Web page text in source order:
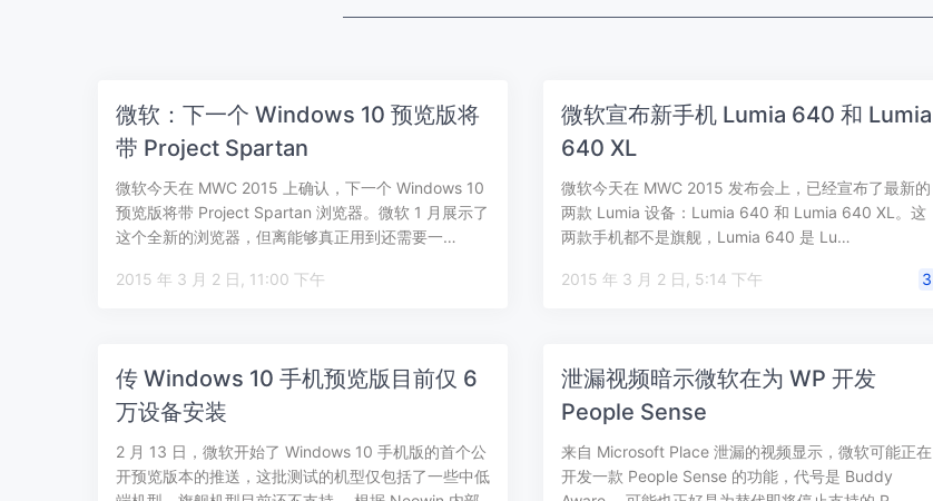
微软：下一个 Windows 10 预览版将
带 Project Spartan
微软今天在 MWC 2015 上确认，下一个 Windows 10
预览版将带 Project Spartan 浏览器。微软 1 月展示了
这个全新的浏览器，但离能够真正用到还需要一…
2015 年 3 月 2 日, 11:00 下午
微软宣布新手机 Lumia 640 和 Lumia
640 XL
微软今天在 MWC 2015 发布会上，已经宣布了最新的
两款 Lumia 设备：Lumia 640 和 Lumia 640 XL。这
两款手机都不是旗舰，Lumia 640 是 Lu…
2015 年 3 月 2 日, 5:14 下午 3
传 Windows 10 手机预览版目前仅 6
万设备安装
2 月 13 日，微软开始了 Windows 10 手机版的首个公
开预览版本的推送，这批测试的机型仅包括了一些中低
泄漏视频暗示微软在为 WP 开发
People Sense
来自 Microsoft Place 泄漏的视频显示，微软可能正在
开发一款 People Sense 的功能，代号是 Buddy